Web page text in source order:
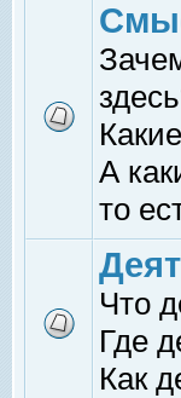
А
то
Что
Где
Как